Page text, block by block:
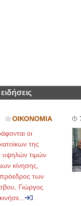
ΟΙΚΟΝΟΜΙΑ
οι
της
τιμών
κίνησης,
των
Γιώργος